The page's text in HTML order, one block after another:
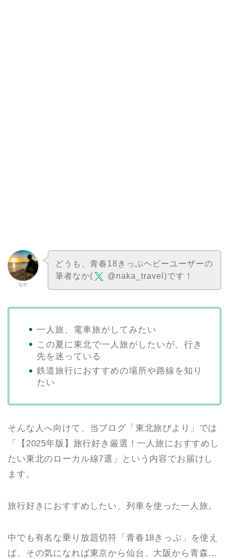
なか
どうも、青春18きっぷヘビーユーザーの
筆者なか(
@naka_travel)です！
一人旅、電車旅がしてみたい
この夏に東北で一人旅がしたいが、行き
先を迷っている
鉄道旅行におすすめの場所や路線を知り
たい
そんな人へ向けて、当ブログ「東北旅びより」では
「【2025年版】旅行好き厳選！一人旅におすすめし
たい東北のローカル線7選」という内容でお届けし
ます。
旅行好きにおすすめしたい、列車を使った一人旅。
中でも有名な乗り放題切符「青春18きっぷ」を使え
ば、その気になれば東京から仙台、大阪から青森…